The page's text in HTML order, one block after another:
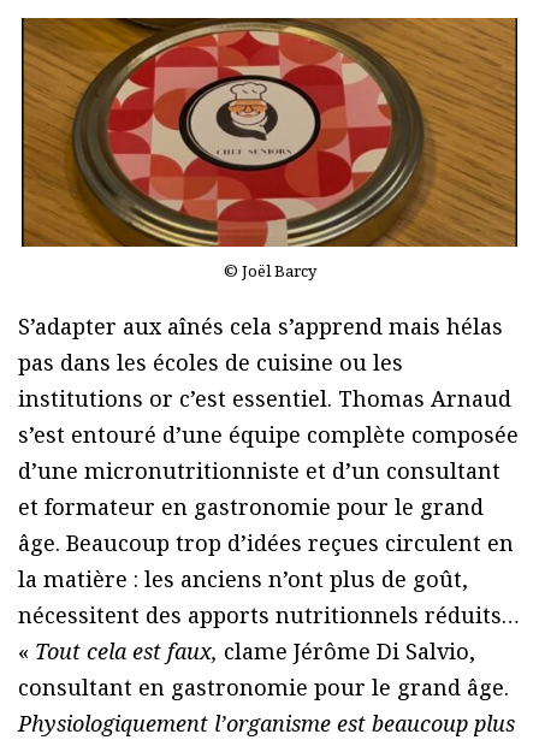
© Joël Barcy
S’adapter aux aînés cela s’apprend mais hélas
pas dans les écoles de cuisine ou les
institutions or c’est essentiel. Thomas Arnaud
s’est entouré d’une équipe complète composée
d’une micronutritionniste et d’un consultant
et formateur en gastronomie pour le grand
âge. Beaucoup trop d’idées reçues circulent en
la matière : les anciens n’ont plus de goût,
nécessitent des apports nutritionnels réduits…
« Tout cela est faux, clame Jérôme Di Salvio,
consultant en gastronomie pour le grand âge.
Physiologiquement l’organisme est beaucoup plus